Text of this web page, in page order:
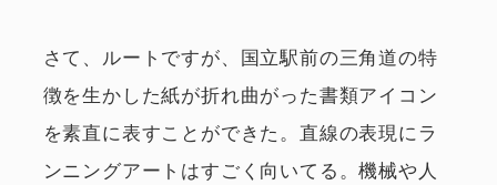
さて、ルートですが、国立駅前の三角道の特
徴を生かした紙が折れ曲がった書類アイコン
を素直に表すことができた。直線の表現にラ
ンニングアートはすごく向いてる。機械や人